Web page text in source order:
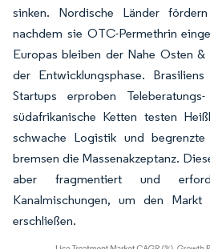
sinken. Nordische Länder
nachdem sie OTC-Permethrin
Europas bleiben der Nahe Osten
der Entwicklungsphase. Brasiliens
Startups erproben
südafrikanische Ketten testen
schwache Logistik und begrenzte
bremsen die Massenakzeptanz.
aber fragmentiert und
Kanalmischungen, um den Markt
erschließen.